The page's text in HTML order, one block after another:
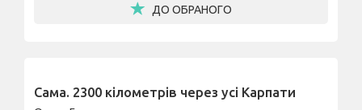
ДО ОБРАНОГО
Сама. 2300 кілометрів через усі Карпати